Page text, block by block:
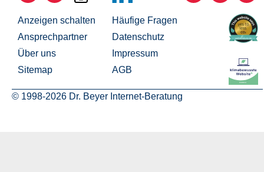
Anzeigen schalten
Ansprechpartner
Über uns
Sitemap
Häufige Fragen
Datenschutz
Impressum
AGB
© 1998-2026 Dr. Beyer Internet-Beratung